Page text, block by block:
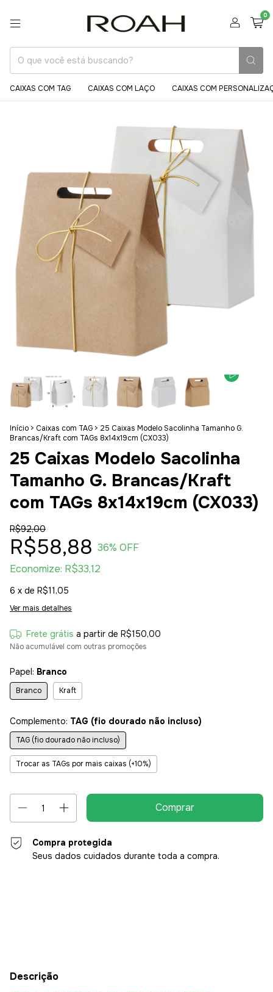
0
CAIXAS COM TAG CAIXAS COM LAÇO CAIXAS COM
Início > Caixas com TAG > 25 Caixas Modelo Sacolinha Tamanho G.
Brancas/Kraft com TAGs 8x14x19cm (CX033)
25 Caixas Modelo Sacolinha
Tamanho G. Brancas/Kraft
com TAGs 8x14x19cm (CX033)
R$92,00
R$58,88 36% OFF
Economize: R$33,12
6 x de R$11,05
Ver mais detalhes
Frete grátis a partir de R$150,00
Não acumulável com outras promoções
Papel: Branco
Branco Kraft
Complemento: TAG (fio dourado não incluso)
TAG (fio dourado não incluso)
Trocar as TAGs por mais caixas (+10%)
Compra protegida
Seus dados cuidados durante toda a compra.
Descrição